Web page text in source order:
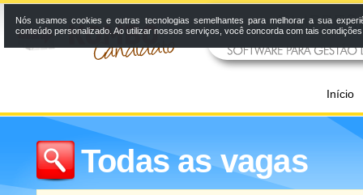
Início
Todas as vagas
Nós usamos cookies e outras tecnologias semelhantes para melhorar a sua
conteúdo personalizado. Ao utilizar nossos serviços, você concorda com tais